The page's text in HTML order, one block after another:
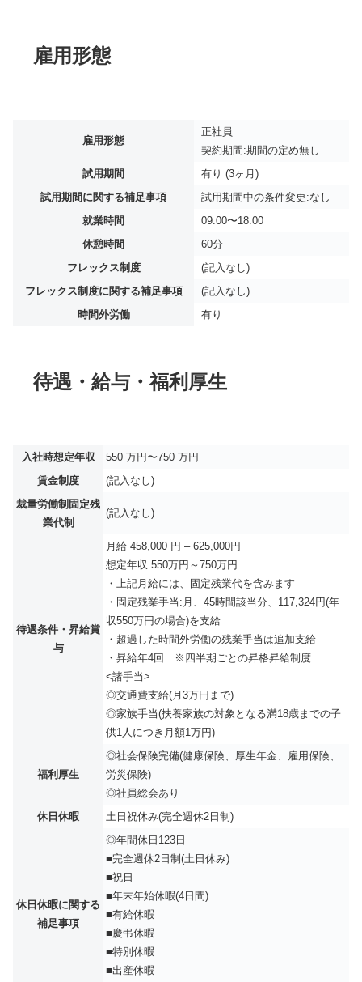
雇用形態
雇用形態
正社員
契約期間:期間の定め無し
試用期間
有り (3ヶ月)
試用期間に関する補足事項
試用期間中の条件変更:なし
就業時間
09:00〜18:00
休憩時間
60分
フレックス制度
(記入なし)
フレックス制度に関する補足事項
(記入なし)
時間外労働
有り
待遇・給与・福利厚生
入社時想定年収
550 万円〜750 万円
賃金制度
(記入なし)
裁量労働制固定残
業代制
(記入なし)
待遇条件・昇給賞
与
月給 458,000 円 – 625,000円
想定年収 550万円～750万円
・上記月給には、固定残業代を含みます
・固定残業手当:月、45時間該当分、117,324円(年
収550万円の場合)を支給
・超過した時間外労働の残業手当は追加支給
・昇給年4回 ※四半期ごとの昇格昇給制度
<諸手当>
◎交通費支給(月3万円まで)
◎家族手当(扶養家族の対象となる満18歳までの子
供1人につき月額1万円)
福利厚生
◎社会保険完備(健康保険、厚生年金、雇用保険、
労災保険)
◎社員総会あり
休日休暇
土日祝休み(完全週休2日制)
休日休暇に関する
補足事項
◎年間休日123日
■完全週休2日制(土日休み)
■祝日
■年末年始休暇(4日間)
■有給休暇
■慶弔休暇
■特別休暇
■出産休暇